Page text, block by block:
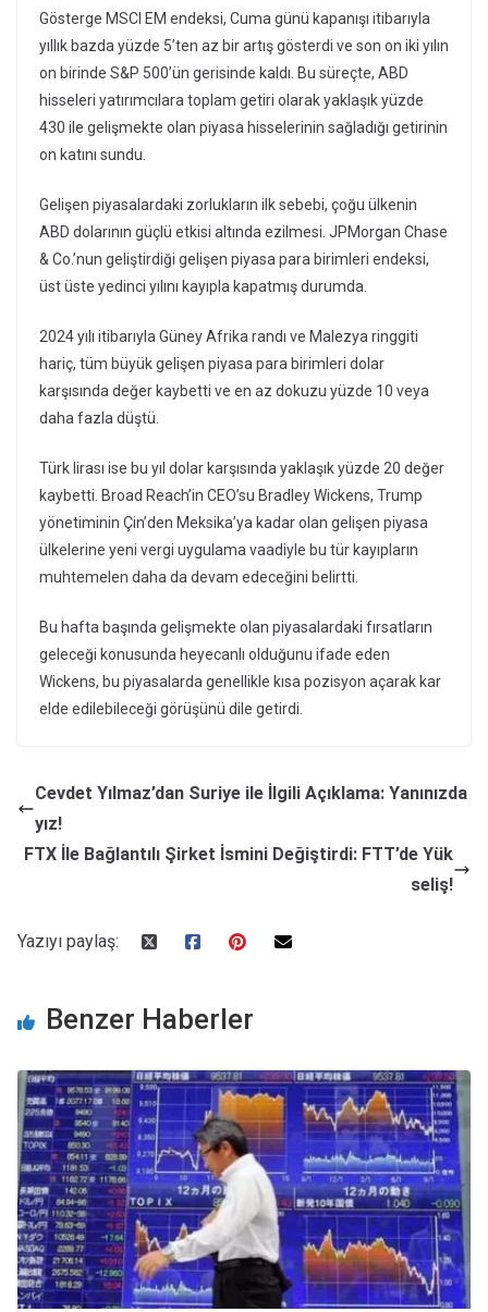
Gösterge MSCI EM endeksi, Cuma günü kapanışı itibarıyla
yıllık bazda yüzde 5’ten az bir artış gösterdi ve son on iki yılın
on birinde S&P 500’ün gerisinde kaldı. Bu süreçte, ABD
hisseleri yatırımcılara toplam getiri olarak yaklaşık yüzde
430 ile gelişmekte olan piyasa hisselerinin sağladığı getirinin
on katını sundu.
Gelişen piyasalardaki zorlukların ilk sebebi, çoğu ülkenin
ABD dolarının güçlü etkisi altında ezilmesi. JPMorgan Chase
& Co.’nun geliştirdiği gelişen piyasa para birimleri endeksi,
üst üste yedinci yılını kayıpla kapatmış durumda.
2024 yılı itibarıyla Güney Afrika randı ve Malezya ringgiti
hariç, tüm büyük gelişen piyasa para birimleri dolar
karşısında değer kaybetti ve en az dokuzu yüzde 10 veya
daha fazla düştü.
Türk lirası ise bu yıl dolar karşısında yaklaşık yüzde 20 değer
kaybetti. Broad Reach’in CEO’su Bradley Wickens, Trump
yönetiminin Çin’den Meksika’ya kadar olan gelişen piyasa
ülkelerine yeni vergi uygulama vaadiyle bu tür kayıpların
muhtemelen daha da devam edeceğini belirtti.
Bu hafta başında gelişmekte olan piyasalardaki fırsatların
geleceği konusunda heyecanlı olduğunu ifade eden
Wickens, bu piyasalarda genellikle kısa pozisyon açarak kar
elde edilebileceği görüşünü dile getirdi.
Cevdet Yılmaz’dan Suriye ile İlgili Açıklama: Yanınızda
yız!
FTX İle Bağlantılı Şirket İsmini Değiştirdi: FTT’de Yük
seliş!
Yazıyı paylaş:
Benzer Haberler